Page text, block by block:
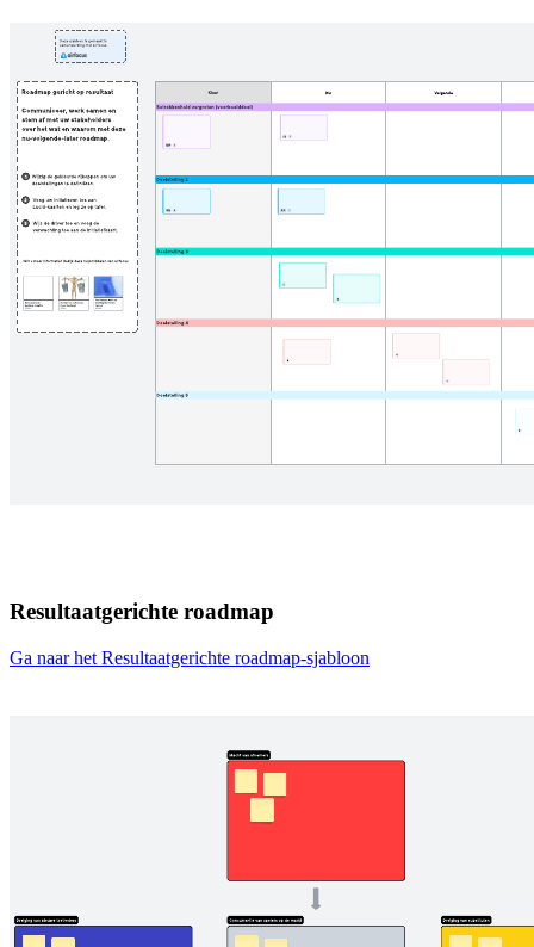
Resultaatgerichte roadmap
Ga naar het Resultaatgerichte roadmap-sjabloon